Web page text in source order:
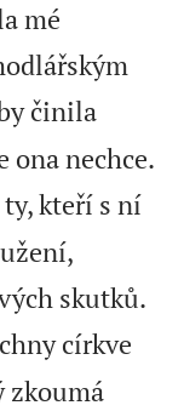
mé
činila
ona nechce.
kteří s ní
skutků.
církve
zkoumá